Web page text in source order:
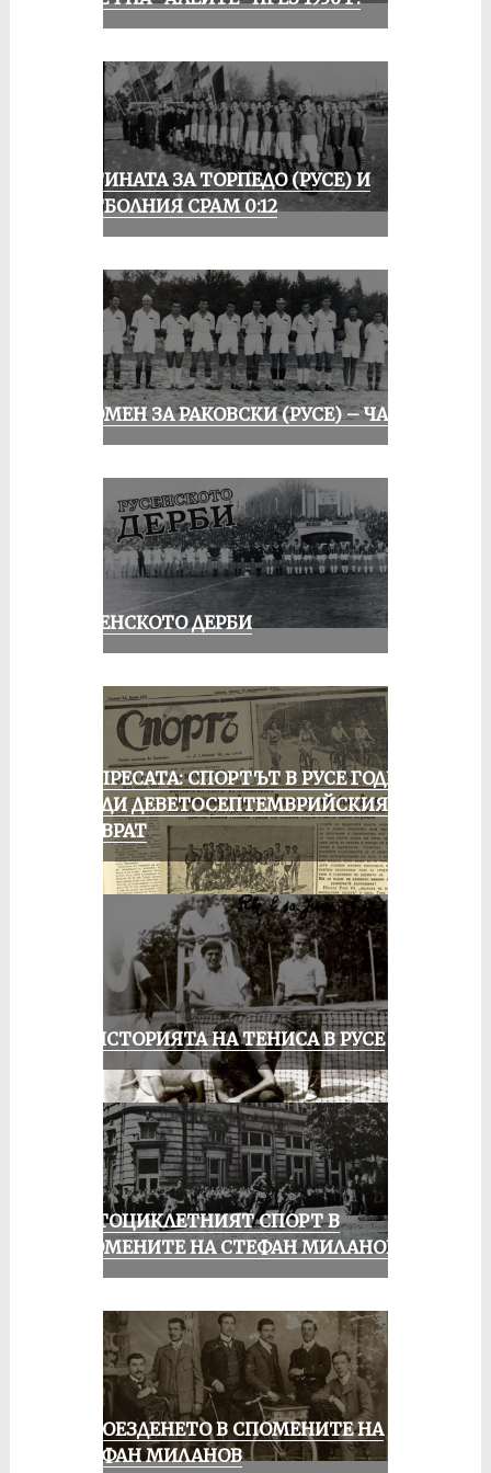
ИСТИНАТА ЗА ТОРПЕДО (РУСЕ) И
ФУТБОЛНИЯ СРАМ 0:12
СПОМЕН ЗА РАКОВСКИ (РУСЕ) – ЧАСТ I
РУСЕНСКОТО ДЕРБИ
ОТ ПРЕСАТА: СПОРТЪТ В РУСЕ ГОДИНА
ПРЕДИ ДЕВЕТОСЕПТЕМВРИЙСКИЯ
ПРЕВРАТ
ЗА ИСТОРИЯТА НА ТЕНИСА В РУСЕ
МОТОЦИКЛЕТНИЯТ СПОРТ В
СПОМЕНИТЕ НА СТЕФАН МИЛАНОВ
КОЛОЕЗДЕНЕТО В СПОМЕНИТЕ НА
СТЕФАН МИЛАНОВ